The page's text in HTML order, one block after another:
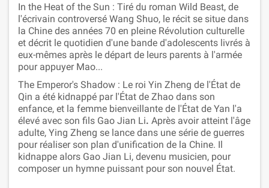
In the Heat of the Sun : Tiré du roman Wild Beast, de
l'écrivain controversé Wang Shuo, le récit se situe dans
la Chine des années 70 en pleine Révolution culturelle
et décrit le quotidien d'une bande d'adolescents livrés à
eux-mêmes après le départ de leurs parents à l'armée
pour appuyer Mao...
The Emperor's Shadow : Le roi Yin Zheng de l'État de
Qin a été kidnappé par l'État de Zhao dans son
enfance, et la femme bienveillante de l'État de Yan l'a
élevé avec son fils Gao Jian Li. Après avoir atteint l'âge
adulte, Ying Zheng se lance dans une série de guerres
pour réaliser son plan d'unification de la Chine. Il
kidnappe alors Gao Jian Li, devenu musicien, pour
composer un hymne puissant pour son nouvel État.